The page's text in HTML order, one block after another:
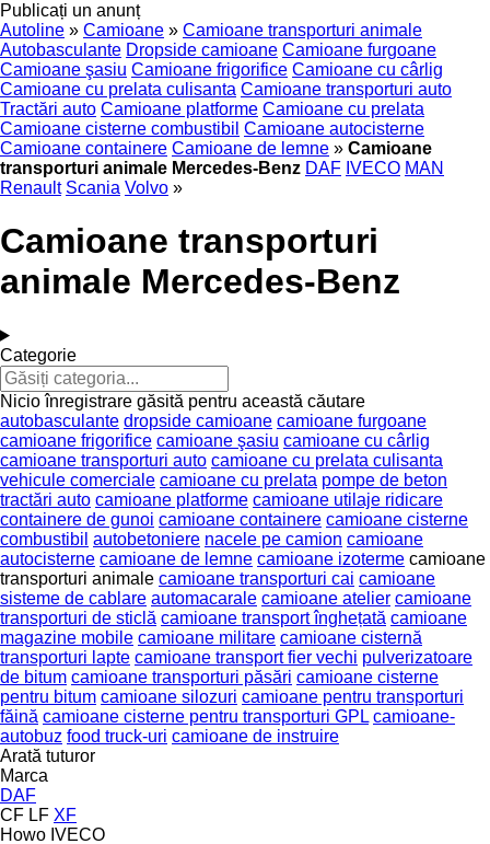
Publicați un anunț
Autoline » Camioane » Camioane transporturi animale
Autobasculante Dropside camioane Camioane furgoane
Camioane şasiu Camioane frigorifice Camioane cu cârlig
Camioane cu prelata culisanta Camioane transporturi auto
Tractări auto Camioane platforme Camioane cu prelata
Camioane cisterne combustibil Camioane autocisterne
Camioane containere Camioane de lemne » Camioane
transporturi animale Mercedes-Benz DAF IVECO MAN
Renault Scania Volvo »
Camioane transporturi
animale Mercedes-Benz
Categorie
Nicio înregistrare găsită pentru această căutare
autobasculante dropside camioane camioane furgoane
camioane frigorifice camioane şasiu camioane cu cârlig
camioane transporturi auto camioane cu prelata culisanta
vehicule comerciale camioane cu prelata pompe de beton
tractări auto camioane platforme camioane utilaje ridicare
containere de gunoi camioane containere camioane cisterne
combustibil autobetoniere nacele pe camion camioane
autocisterne camioane de lemne camioane izoterme camioane
transporturi animale camioane transporturi cai camioane
sisteme de cablare automacarale camioane atelier camioane
transporturi de sticlă camioane transport înghețată camioane
magazine mobile camioane militare camioane cisternă
transporturi lapte camioane transport fier vechi pulverizatoare
de bitum camioane transporturi păsări camioane cisterne
pentru bitum camioane silozuri camioane pentru transporturi
făină camioane cisterne pentru transporturi GPL camioane-
autobuz food truck-uri camioane de instruire
Arată tuturor
Marca
DAF
CF LF XF
Howo IVECO